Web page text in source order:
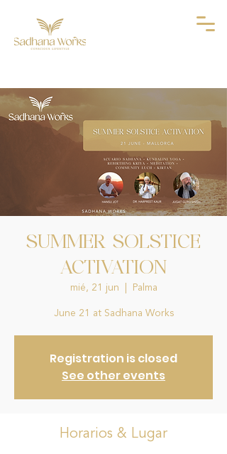
SUMMER SOLSTICE
ACTIVATION
mié, 21 jun Palma
June 21 at Sadhana Works
Registration is closed
See other events
Horarios & Lugar